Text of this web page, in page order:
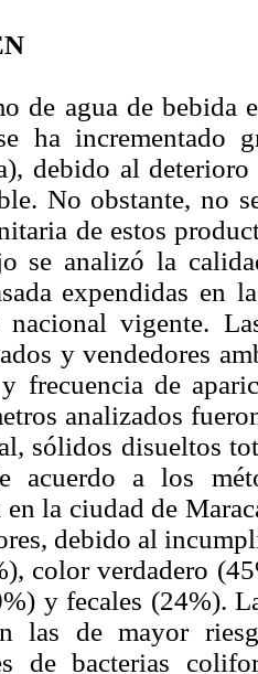
de agua de bebida
ha incrementado
debido al
No obstante, no
de estos
se analizó la
expendidas en
nacional vigente.
y vendedores
frecuencia de
analizados
sólidos disueltos
acuerdo a los
en la ciudad de
debido al
color verdadero
y fecales (24%).
las de mayor
de bacterias